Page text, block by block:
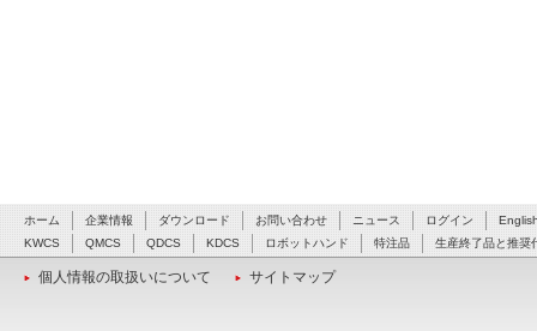
ホーム 企業情報 ダウンロード お問い合わせ ニュース ログイン
KWCS
QMCS QDCS KDCS ロボットハンド 特注品 生産終了品と推奨
個人情報の取扱いについて サイトマップ